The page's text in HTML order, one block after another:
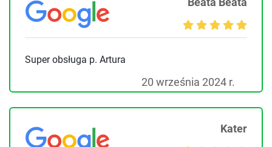
Super obsługa p. Artura
20 września 2024 r.
Kater